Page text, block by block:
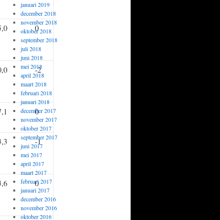
0
-2
0
-1
0
januari 2019
december 2018
november 2018
oktober 2018
september 2018
juli 2018
juni 2018
mei 2018
april 2018
maart 2018
februari 2018
januari 2018
december 2017
november 2017
oktober 2017
september 2017
juni 2017
mei 2017
april 2017
maart 2017
februari 2017
januari 2017
december 2016
november 2016
oktober 2016